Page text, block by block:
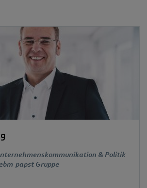
& Politik
papst Gruppe